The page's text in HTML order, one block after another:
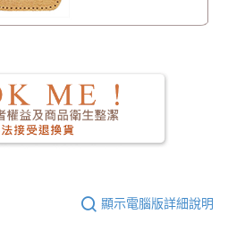
顯示電腦版詳細說明